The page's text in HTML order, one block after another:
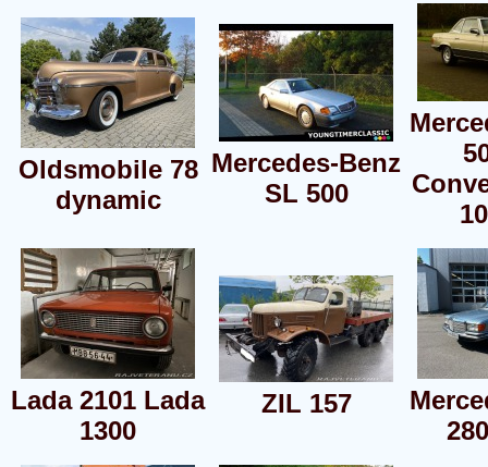
Oldsmobile 78
dynamic
Mercedes-Benz
SL 500
Lada 2101 Lada
1300
ZIL 157